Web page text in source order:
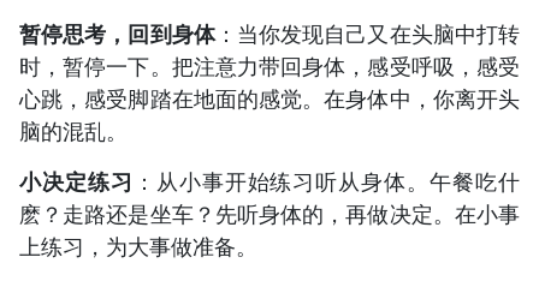
暂停思考，回到身体：当你发现自己又在头脑中打转
时，暂停一下。把注意力带回身体，感受呼吸，感受
心跳，感受脚踏在地面的感觉。在身体中，你离开头
脑的混乱。
小决定练习 ：从小事开始练习听从身体。午餐吃什
麽？走路还是坐车？先听身体的，再做决定。在小事
上练习，为大事做准备。